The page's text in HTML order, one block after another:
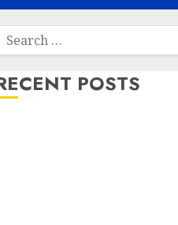
Search
POSTS